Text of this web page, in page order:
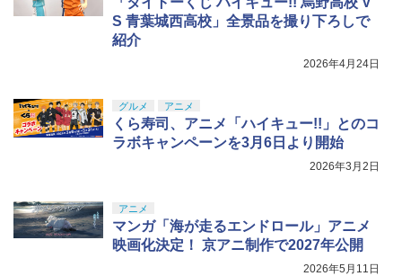
S 青葉城西高校」全景品を撮り下ろしで
紹介
2026年4月24日
グルメ アニメ
くら寿司、アニメ「ハイキュー!!」とのコ
ラボキャンペーンを3月6日より開始
2026年3月2日
アニメ
マンガ「海が走るエンドロール」アニメ
映画化決定！ 京アニ制作で2027年公開
2026年5月11日